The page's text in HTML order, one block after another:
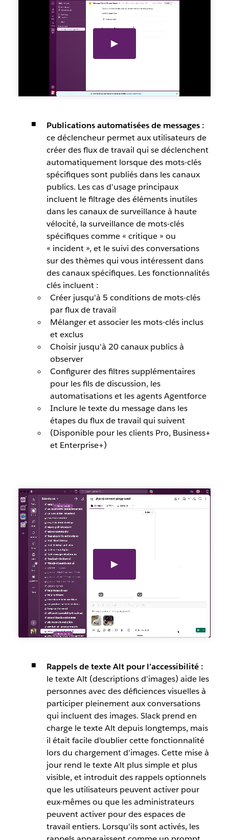
Publications automatisées de messages :
ce déclencheur permet aux utilisateurs de
créer des flux de travail qui se déclenchent
automatiquement lorsque des mots-clés
spécifiques sont publiés dans les canaux
publics. Les cas d'usage principaux
incluent le filtrage des éléments inutiles
dans les canaux de surveillance à haute
vélocité, la surveillance de mots-clés
spécifiques comme « critique » ou
« incident », et le suivi des conversations
sur des thèmes qui vous intéressent dans
des canaux spécifiques. Les fonctionnalités
clés incluent :
Créer jusqu'à 5 conditions de mots-clés
par flux de travail
Mélanger et associer les mots-clés inclus
et exclus
Choisir jusqu'à 20 canaux publics à
observer
Configurer des filtres supplémentaires
pour les fils de discussion, les
automatisations et les agents Agentforce
Inclure le texte du message dans les
étapes du flux de travail qui suivent
(Disponible pour les clients Pro, Business+
et Enterprise+)
Rappels de texte Alt pour l'accessibilité :
le texte Alt (descriptions d'images) aide les
personnes avec des déficiences visuelles à
participer pleinement aux conversations
qui incluent des images. Slack prend en
charge le texte Alt depuis longtemps, mais
il était facile d'oublier cette fonctionnalité
lors du chargement d'images. Cette mise à
jour rend le texte Alt plus simple et plus
visible, et introduit des rappels optionnels
que les utilisateurs peuvent activer pour
eux-mêmes ou que les administrateurs
peuvent activer pour des espaces de
travail entiers. Lorsqu'ils sont activés, les